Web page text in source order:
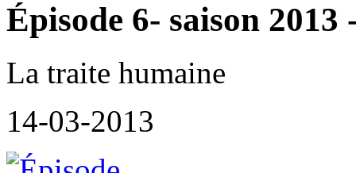
Épisode 6- saison 2013
La traite humaine
14-03-2013